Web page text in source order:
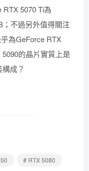
5070 Ti為
；不過另外值得關注
為GeForce RTX
的晶片實質上是
成？
# RTX 5080